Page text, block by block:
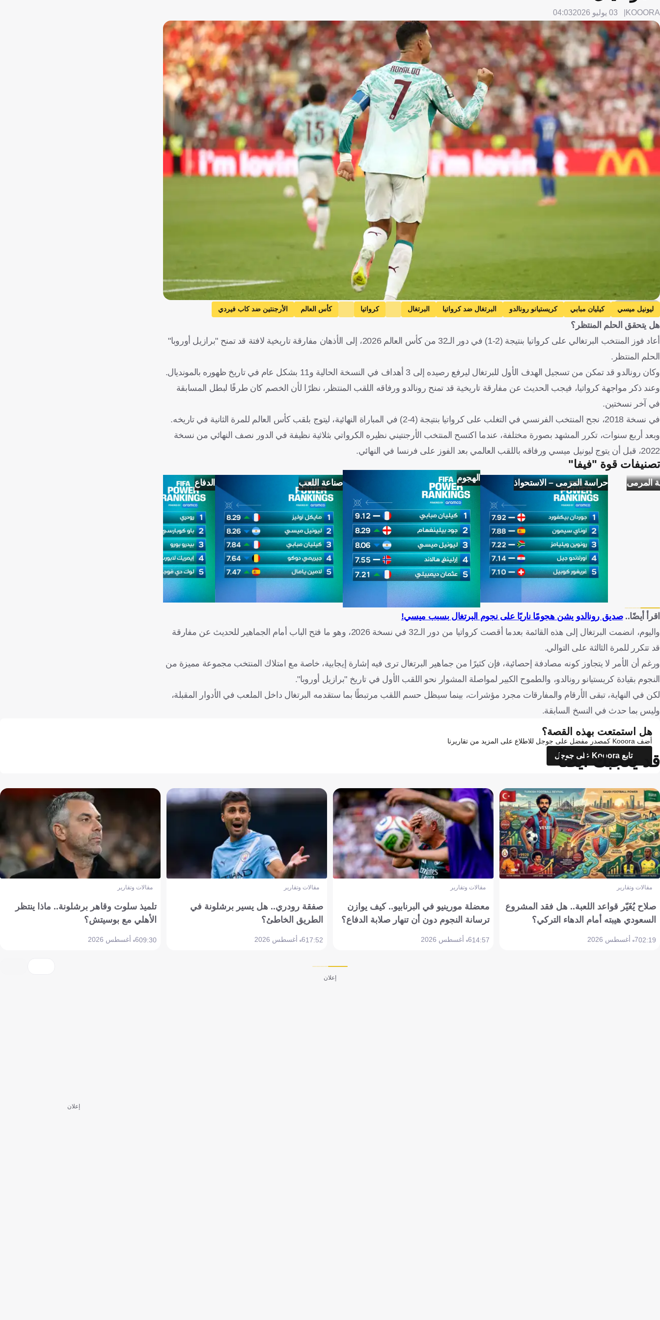
KOOORA 03 يوليو 2026 04:03
Getty Images
ليونيل ميسي كيليان مبابي كريستيانو رونالدو البرتغال ضد كرواتيا البرتغال كرواتيا كأس العالم
الأرجنتين ضد كاب فيردي
الأرجنتين
كاب فيردي
الولايات المتحدة
باراغواي كرة قدم
هل يتحقق الحلم المنتظر؟
أعاد فوز المنتخب البرتغالي على كرواتيا بنتيجة (2-1) في دور الـ32 من كأس العالم 2026، إلى الأذهان مفارقة تاريخية لافتة قد تمنح "برازيل أوروبا"
الحلم المنتظر.
وكان رونالدو قد تمكن من تسجيل الهدف الأول للبرتغال ليرفع رصيده إلى 3 أهداف في النسخة الحالية و11 بشكل عام في تاريخ ظهوره بالمونديال.
وعند ذكر مواجهة كرواتيا، فيجب الحديث عن مفارقة تاريخية قد تمنح رونالدو ورفاقه اللقب المنتظر، نظرًا لأن الخصم كان طرفًا لبطل المسابقة
في آخر نسختين.
في نسخة 2018، نجح المنتخب الفرنسي في التغلب على كرواتيا بنتيجة (4-2) في المباراة النهائية، ليتوج بلقب كأس العالم للمرة الثانية في تاريخه.
وبعد أربع سنوات، تكرر المشهد بصورة مختلفة، عندما اكتسح المنتخب الأرجنتيني نظيره الكرواتي بثلاثية نظيفة في الدور نصف النهائي من نسخة
2022، قبل أن يتوج ليونيل ميسي ورفاقه باللقب العالمي بعد الفوز على فرنسا في النهائي.
تصنيفات قوة "فيفا"
المرمى حراسة المرمى – الاستحواذ الهجوم صناعة اللعب الدفاع
اقرأ أيضًا..صديق رونالدو يشن هجومًا ناريًا على نجوم البرتغال بسبب ميسي!
واليوم، انضمت البرتغال إلى هذه القائمة بعدما أقصت كرواتيا من دور الـ32 في نسخة 2026، وهو ما فتح الباب أمام الجماهير للحديث عن مفارقة
قد تتكرر للمرة الثالثة على التوالي.
ورغم أن الأمر لا يتجاوز كونه مصادفة إحصائية، فإن كثيرًا من جماهير البرتغال ترى فيه إشارة إيجابية، خاصة مع امتلاك المنتخب مجموعة مميزة من
النجوم بقيادة كريستيانو رونالدو، والطموح الكبير لمواصلة المشوار نحو اللقب الأول في تاريخ "برازيل أوروبا".
لكن في النهاية، تبقى الأرقام والمفارقات مجرد مؤشرات، بينما سيظل حسم اللقب مرتبطًا بما ستقدمه البرتغال داخل الملعب في الأدوار المقبلة،
وليس بما حدث في النسخ السابقة.
هل استمتعت بهذه القصة؟
أضف Kooora كمصدر مفضل على جوجل للاطلاع على المزيد من تقاريرنا
تابع Kooora على جوجل
قد يعجبك أيضاً
مقالات وتقارير
صلاح يُغَيّر قواعد اللعبة.. هل فقد المشروع
السعودي هيبته أمام الدهاء التركي؟
02:197 أغسطس 2026
مقالات وتقارير
معضلة مورينيو في البرنابيو.. كيف يوازن
ترسانة النجوم دون أن تنهار صلابة الدفاع؟
14:576 أغسطس 2026
مقالات وتقارير
صفقة رودري.. هل يسير برشلونة في
الطريق الخاطئ؟
17:526 أغسطس 2026
مقالات وتقارير
تلميذ سلوت وقاهر برشلونة.. ماذا ينتظر
الأهلي مع بوسيتش؟
09:306 أغسطس 2026
إعلان
إعلان